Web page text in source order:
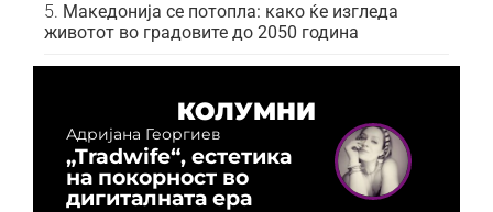
Македонија се потопла: како ќе изгледа
животот во градовите до 2050 година
КОЛУМНИ
Адријана Георгиев
„Tradwife“, естетика
на покорност во
дигиталната ера